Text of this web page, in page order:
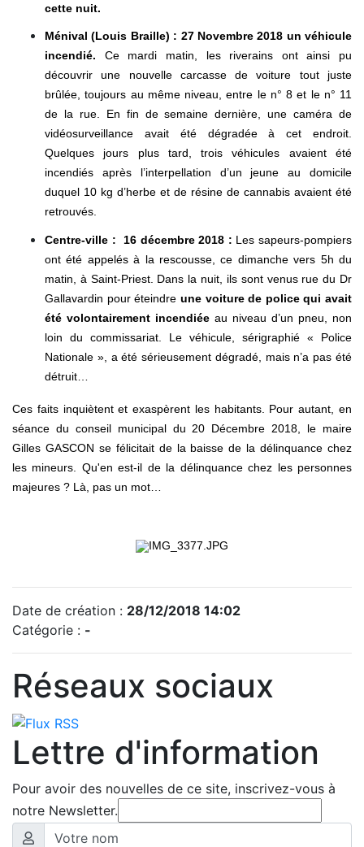
cette nuit.
Ménival (Louis Braille) : 27 Novembre 2018 un véhicule
incendié. Ce mardi matin, les riverains ont ainsi pu
découvrir une nouvelle carcasse de voiture tout juste
brûlée, toujours au même niveau, entre le n° 8 et le n° 11
de la rue. En fin de semaine dernière, une caméra de
vidéosurveillance avait été dégradée à cet endroit.
Quelques jours plus tard, trois véhicules avaient été
incendiés après l’interpellation d’un jeune au domicile
duquel 10 kg d’herbe et de résine de cannabis avaient été
retrouvés.
Centre-ville : 16 décembre 2018 : Les sapeurs-pompiers
ont été appelés à la rescousse, ce dimanche vers 5h du
matin, à Saint-Priest. Dans la nuit, ils sont venus rue du Dr
Gallavardin pour éteindre une voiture de police qui avait
été volontairement incendiée au niveau d’un pneu, non
loin du commissariat. Le véhicule, sérigraphié « Police
Nationale », a été sérieusement dégradé, mais n’a pas été
détruit…
Ces faits inquiètent et exaspèrent les habitants. Pour autant, en
séance du conseil municipal du 20 Décembre 2018, le maire
Gilles GASCON se félicitait de la baisse de la délinquance chez
les mineurs. Qu'en est-il de la délinquance chez les personnes
majeures ? Là, pas un mot…
Date de création : 28/12/2018 14:02
Catégorie : -
Réseaux sociaux
Lettre d'information
Pour avoir des nouvelles de ce site, inscrivez-vous à
notre Newsletter.